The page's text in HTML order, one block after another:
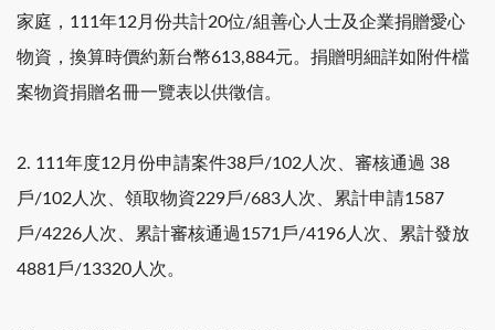
家庭，111年12月份共計20位/組善心人士及企業捐贈愛心
物資，換算時價約新台幣613,884元。捐贈明細詳如附件檔
案物資捐贈名冊一覽表以供徵信。
2. 111年度12月份申請案件38戶/102人次、審核通過 38
戶/102人次、領取物資229戶/683人次、累計申請1587
戶/4226人次、累計審核通過1571戶/4196人次、累計發放
4881戶/13320人次。